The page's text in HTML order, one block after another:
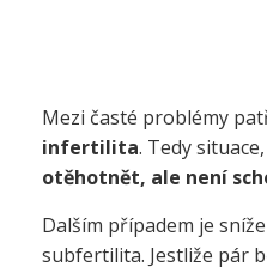
Mezi časté problémy
infertilita. Tedy
otěhotnět, ale není
Dalším případem je
subfertilita. Jestliže pár